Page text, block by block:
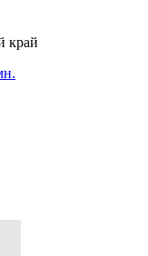
край